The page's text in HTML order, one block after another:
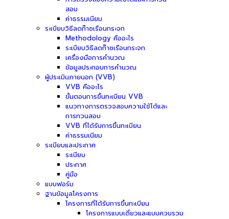
สอบ
ค่าธรรมเนียม
ระเบียบวิธีลดก๊าซเรือนกระจก
Methodology คืออะไร
ระเบียบวิธีลดก๊าซเรือนกระจก
เครื่องมือการคำนวณ
ข้อมูลประกอบการคำนวณ
ผู้ประเมินภายนอก (VVB)
VVB คืออะไร
ขั้นตอนการขึ้นทะเบียน VVB
แนวทางการตรวจสอบความใช้ได้และ
การทวนสอบ
VVB ที่ได้รับการขึ้นทะเบียน
ค่าธรรมเนียม
ระเบียบและประกาศ
ระเบียบ
ประกาศ
คู่มือ
แบบฟอร์ม
ฐานข้อมูลโครงการ
โครงการที่ได้รับการขึ้นทะเบียน
โครงการแบบเดี่ยวและแบบควบรวม